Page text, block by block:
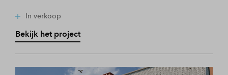
In verkoop
Bekijk het project